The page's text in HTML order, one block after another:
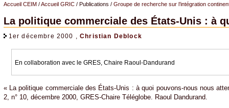
Accueil CEIM/Accueil GRIC/ Publications / Groupe de recherche sur l’intégration
La politique commerciale des États-Unis : à
1er décembre 2000 ,Christian Deblock
En collaboration avec le GRES, Chaire Raoul-Dandurand
« La politique commerciale des États-Unis : à quoi pouvons-nous nous
2, n° 10, décembre 2000, GRES-Chaire Téléglobe. Raoul Dandurand.